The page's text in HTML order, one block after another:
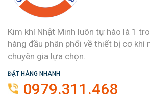
Kim khí Nhật Minh luôn tự hào là 1
hàng đầu phân phối về thiết bị cơ khí
chuyên gia lựa chọn.
ĐẶT HÀNG NHANH
0979.311.468